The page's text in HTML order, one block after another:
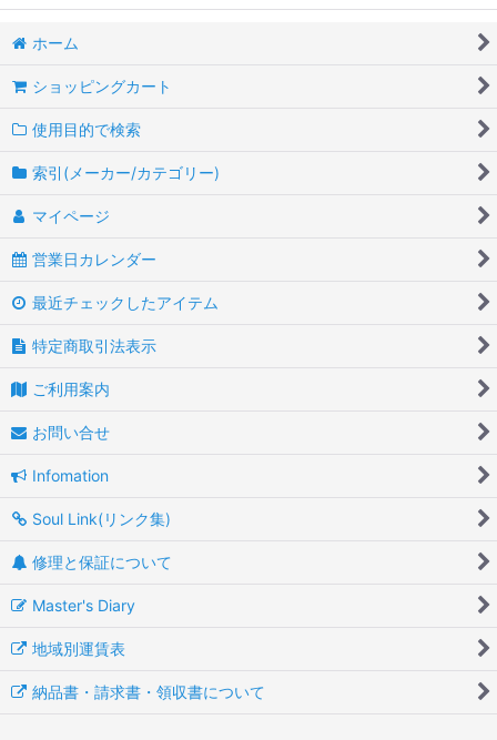
ホーム
ショッピングカート
使用目的で検索
索引(メーカー/カテゴリー)
マイページ
営業日カレンダー
最近チェックしたアイテム
特定商取引法表示
ご利用案内
お問い合せ
Infomation
Soul Link(リンク集)
修理と保証について
Master's Diary
地域別運賃表
納品書・請求書・領収書について